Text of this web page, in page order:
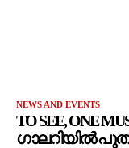
NEWS AND EVENTS
TO SEE, ONE
ഗാലറിയിൽ